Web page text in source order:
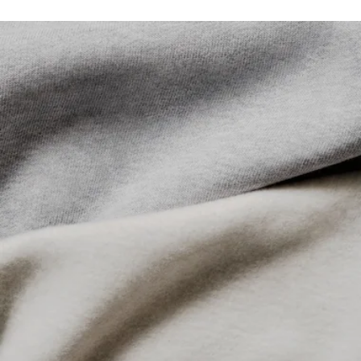
Coccodrillo ricamato sul petto
NON ASCIUGARE A SECCO
FERRO A BASSA TEMPERATURA MAX 110
GRADI CELSIUS
NON LAVARE A SECCO
ASCIUGARE STESO
processo di produzione. Trasparenza della catena del
valore, conoscenza dei fornitori e dell'ecosistema... nessun
filo si intreccia senza la supervisione del Coccodrillo.
Scopri di più qui